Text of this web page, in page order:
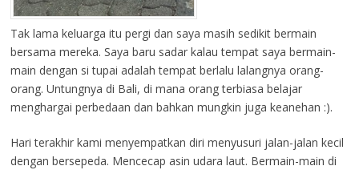
Tak lama keluarga itu pergi dan saya masih sedikit bermain
bersama mereka. Saya baru sadar kalau tempat saya bermain-
main dengan si tupai adalah tempat berlalu lalangnya orang-
orang. Untungnya di Bali, di mana orang terbiasa belajar
menghargai perbedaan dan bahkan mungkin juga keanehan :).
Hari terakhir kami menyempatkan diri menyusuri jalan-jalan kecil
dengan bersepeda. Mencecap asin udara laut. Bermain-main di